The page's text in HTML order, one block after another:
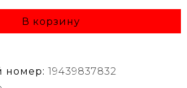
В корзину
номер: 19439837832